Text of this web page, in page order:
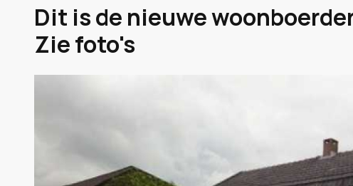
Dit is de nieuwe
Zie foto's